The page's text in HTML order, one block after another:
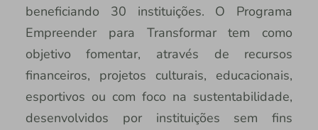
beneficiando 30 instituições. O Programa
Empreender para Transformar tem como
objetivo fomentar, através de recursos
financeiros, projetos culturais, educacionais,
esportivos ou com foco na sustentabilidade,
desenvolvidos por instituições sem fins